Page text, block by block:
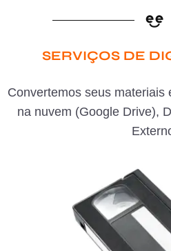
SERVIÇOS DE
Convertemos seus materiais
na nuvem (Google Drive),